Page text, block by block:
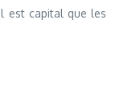
est capital que les